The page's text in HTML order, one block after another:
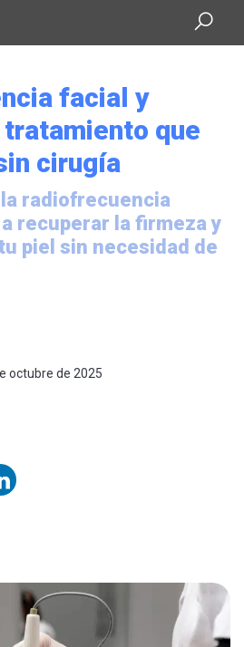
facial y
que
cirugía
radiofrecuencia
recuperar la firmeza y
piel sin necesidad de
octubre de 2025